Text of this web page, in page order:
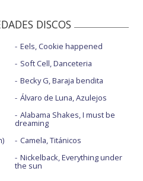
DISCOS
Eels, Cookie happened
Soft Cell, Danceteria
Becky G, Baraja bendita
Álvaro de Luna, Azulejos
Alabama Shakes, I must be
dreaming
Camela, Titánicos
Nickelback, Everything under
the sun